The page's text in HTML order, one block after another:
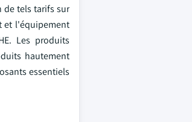
de tels tarifs sur
et l'équipement
Les produits
hautement
essentiels